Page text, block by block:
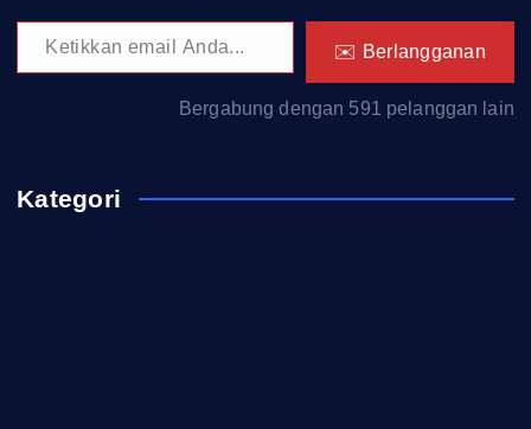
Ketikkan email Anda...
✉️ Berlangganan
Bergabung dengan 591 pelanggan lain
Kategori